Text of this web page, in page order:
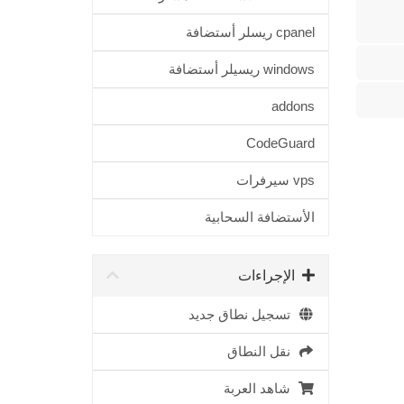
cpanel ريسلر أستضافة
windows ريسيلر أستضافة
addons
CodeGuard
vps سيرفرات
الأستضافة السحابية
الإجراءات
تسجيل نطاق جديد
نقل النطاق
شاهد العربة